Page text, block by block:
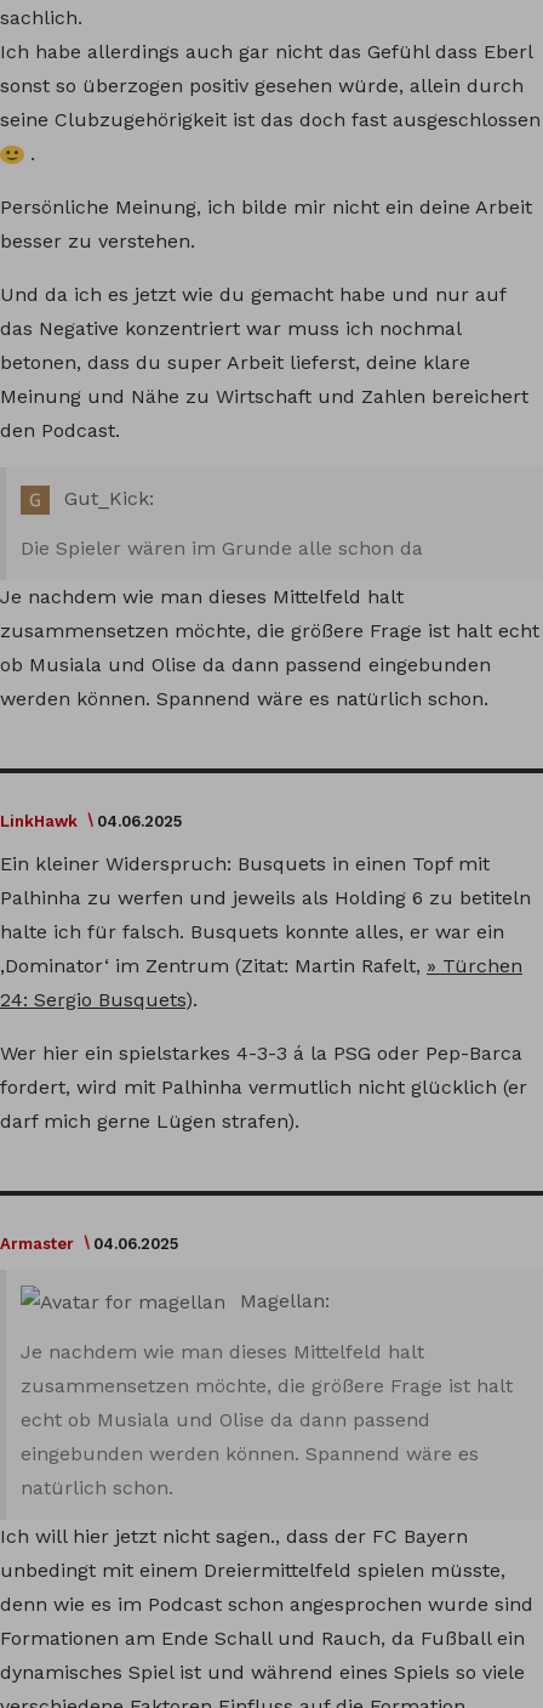
sachlich.
Ich habe allerdings auch gar nicht das Gefühl dass Eberl
sonst so überzogen positiv gesehen würde, allein durch
seine Clubzugehörigkeit ist das doch fast ausgeschlossen
.
Persönliche Meinung, ich bilde mir nicht ein deine Arbeit
besser zu verstehen.
Und da ich es jetzt wie du gemacht habe und nur auf
das Negative konzentriert war muss ich nochmal
betonen, dass du super Arbeit lieferst, deine klare
Meinung und Nähe zu Wirtschaft und Zahlen bereichert
den Podcast.
Gut_Kick:
Die Spieler wären im Grunde alle schon da
Je nachdem wie man dieses Mittelfeld halt
zusammensetzen möchte, die größere Frage ist halt echt
ob Musiala und Olise da dann passend eingebunden
werden können. Spannend wäre es natürlich schon.
LinkHawk 04.06.2025
Ein kleiner Widerspruch: Busquets in einen Topf mit
Palhinha zu werfen und jeweils als Holding 6 zu betiteln
halte ich für falsch. Busquets konnte alles, er war ein
‚Dominator‘ im Zentrum (Zitat: Martin Rafelt, » Türchen
24: Sergio Busquets).
Wer hier ein spielstarkes 4-3-3 á la PSG oder Pep-Barca
fordert, wird mit Palhinha vermutlich nicht glücklich (er
darf mich gerne Lügen strafen).
Armaster 04.06.2025
Magellan:
Je nachdem wie man dieses Mittelfeld halt
zusammensetzen möchte, die größere Frage ist halt
echt ob Musiala und Olise da dann passend
eingebunden werden können. Spannend wäre es
natürlich schon.
Ich will hier jetzt nicht sagen., dass der FC Bayern
unbedingt mit einem Dreiermittelfeld spielen müsste,
denn wie es im Podcast schon angesprochen wurde sind
Formationen am Ende Schall und Rauch, da Fußball ein
dynamisches Spiel ist und während eines Spiels so viele